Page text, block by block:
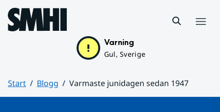
Hoppa till sidans innehåll
Varning
Gul, Sverige
Start Blogg
Varmaste junidagen sedan 1947